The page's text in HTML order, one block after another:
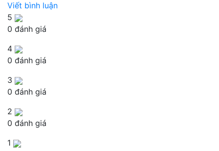
Viết bình luận
5
0 đánh giá
4
0 đánh giá
3
0 đánh giá
2
0 đánh giá
1